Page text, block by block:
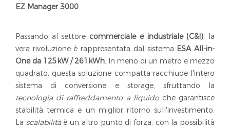
EZ Manager 3000.
Passando al settore commerciale e industriale (C&I), la
vera rivoluzione è rappresentata dal sistema ESA All-in-
One da 125kW / 261kWh. In meno di un metro e mezzo
quadrato, questa soluzione compatta racchiude l'intero
sistema di conversione e storage, sfruttando la
tecnologia di raffreddamento a liquidoche garantisce
stabilità termica e un miglior ritorno sull'investimento.
La scalabilità è un altro punto di forza, con la possibilità